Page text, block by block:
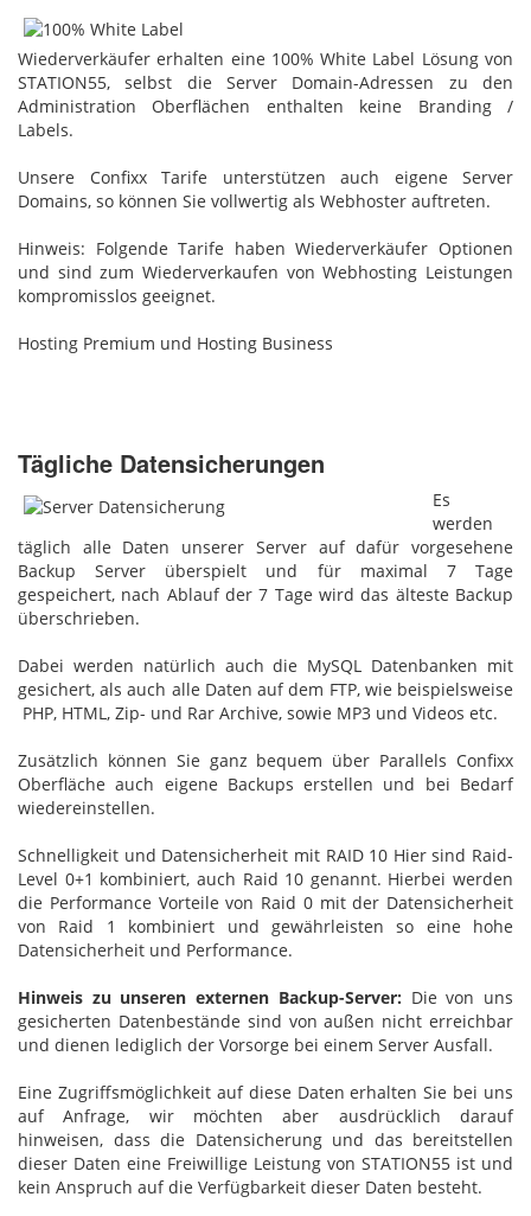
Wiederverkäufer erhalten eine 100% White Label Lösung von
STATION55, selbst die Server Domain-Adressen zu den
Administration Oberflächen enthalten keine Branding /
Labels.
Unsere Confixx Tarife unterstützen auch eigene Server
Domains, so können Sie vollwertig als Webhoster auftreten.
Hinweis: Folgende Tarife haben Wiederverkäufer Optionen
und sind zum Wiederverkaufen von Webhosting Leistungen
kompromisslos geeignet.
Hosting Premium und Hosting Business
Tägliche Datensicherungen
Es
werden
täglich alle Daten unserer Server auf dafür vorgesehene
Backup Server überspielt und für maximal 7 Tage
gespeichert, nach Ablauf der 7 Tage wird das älteste Backup
überschrieben.
Dabei werden natürlich auch die MySQL Datenbanken mit
gesichert, als auch alle Daten auf dem FTP, wie beispielsweise
PHP, HTML, Zip- und Rar Archive, sowie MP3 und Videos etc.
Zusätzlich können Sie ganz bequem über Parallels Confixx
Oberfläche auch eigene Backups erstellen und bei Bedarf
wiedereinstellen.
Schnelligkeit und Datensicherheit mit RAID 10 Hier sind Raid-
Level 0+1 kombiniert, auch Raid 10 genannt. Hierbei werden
die Performance Vorteile von Raid 0 mit der Datensicherheit
von Raid 1 kombiniert und gewährleisten so eine hohe
Datensicherheit und Performance.
Hinweis zu unseren externen Backup-Server: Die von uns
gesicherten Datenbestände sind von außen nicht erreichbar
und dienen lediglich der Vorsorge bei einem Server Ausfall.
Eine Zugriffsmöglichkeit auf diese Daten erhalten Sie bei uns
auf Anfrage, wir möchten aber ausdrücklich darauf
hinweisen, dass die Datensicherung und das bereitstellen
dieser Daten eine Freiwillige Leistung von STATION55 ist und
kein Anspruch auf die Verfügbarkeit dieser Daten besteht.